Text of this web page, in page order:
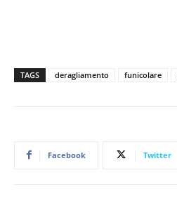
TAGS deragliamento funicolare
Facebook Twitter